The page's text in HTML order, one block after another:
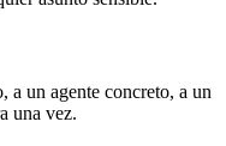
a un agente concreto, a un
una vez.